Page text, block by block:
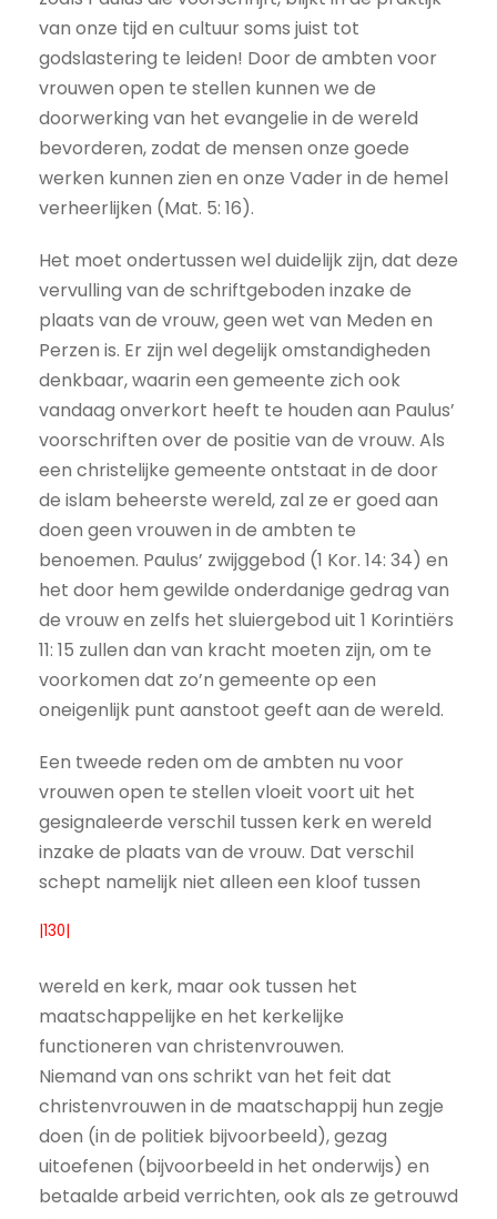
van onze tijd en cultuur soms juist tot
godslastering te leiden! Door de ambten voor
vrouwen open te stellen kunnen we de
doorwerking van het evangelie in de wereld
bevorderen, zodat de mensen onze goede
werken kunnen zien en onze Vader in de hemel
verheerlijken (Mat. 5: 16).
Het moet ondertussen wel duidelijk zijn, dat deze
vervulling van de schriftgeboden inzake de
plaats van de vrouw, geen wet van Meden en
Perzen is. Er zijn wel degelijk omstandigheden
denkbaar, waarin een gemeente zich ook
vandaag onverkort heeft te houden aan Paulus’
voorschriften over de positie van de vrouw. Als
een christelijke gemeente ontstaat in de door
de islam beheerste wereld, zal ze er goed aan
doen geen vrouwen in de ambten te
benoemen. Paulus’ zwijggebod (1 Kor. 14: 34) en
het door hem gewilde onderdanige gedrag van
de vrouw en zelfs het sluiergebod uit 1 Korintiërs
11: 15 zullen dan van kracht moeten zijn, om te
voorkomen dat zo’n gemeente op een
oneigenlijk punt aanstoot geeft aan de wereld.
Een tweede reden om de ambten nu voor
vrouwen open te stellen vloeit voort uit het
gesignaleerde verschil tussen kerk en wereld
inzake de plaats van de vrouw. Dat verschil
schept namelijk niet alleen een kloof tussen
|130|
wereld en kerk, maar ook tussen het
maatschappelijke en het kerkelijke
functioneren van christenvrouwen.
Niemand van ons schrikt van het feit dat
christenvrouwen in de maatschappij hun zegje
doen (in de politiek bijvoorbeeld), gezag
uitoefenen (bijvoorbeeld in het onderwijs) en
betaalde arbeid verrichten, ook als ze getrouwd